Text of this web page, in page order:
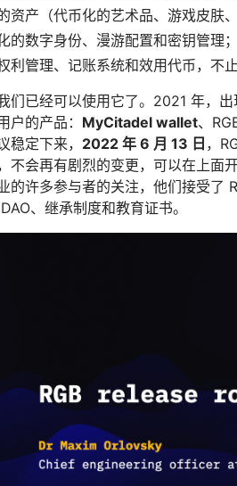
资产（代币化的艺术品、游戏皮肤
的数字身份、漫游配置和密钥管理；
利管理、记账系统和效用代币，不
们已经可以使用它了。2021 年，
户的产品： MyCitadel wallet、
稳定下来， 2022 年 6 月 13 日 ，
不会再有剧烈的变更，可以在上面
的许多参与者的关注，他们接受了
、继承制度和教育证书。